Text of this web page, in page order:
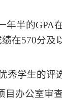
年半的GPA
绩在570分及
秀学生的评
目办公室审